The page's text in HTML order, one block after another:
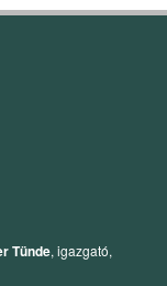
Tünde, igazgató,